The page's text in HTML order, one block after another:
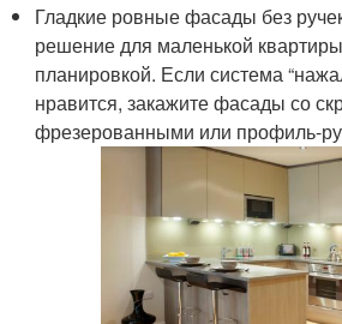
Гладкие ровные фасады без
решение для маленькой
планировкой. Если система
нравится, закажите фасады со
фрезерованными или профиль-